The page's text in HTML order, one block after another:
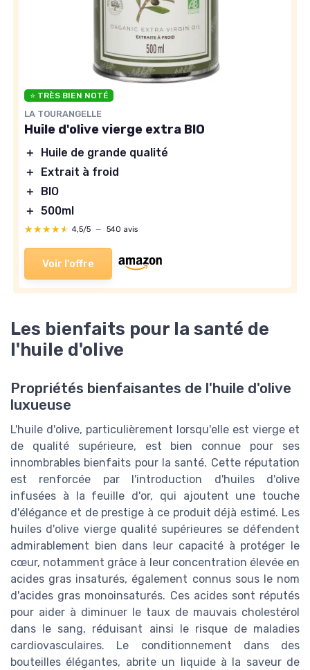
⭐ TRÈS BIEN NOTÉ
LA TOURANGELLE
Huile d'olive vierge extra BIO
＋
Huile de grande qualité
＋
Extrait à froid
＋
BIO
＋ 500ml
★★★★★
★★★★★ 4,5/5 — 540 avis
Voir l'offre
Les bienfaits pour la santé de
l'huile d'olive
Propriétés bienfaisantes de l'huile d'olive
luxueuse
L'huile d'olive, particulièrement lorsqu'elle est vierge et
de qualité supérieure, est bien connue pour ses
innombrables bienfaits pour la santé. Cette réputation
est renforcée par l'introduction d'huiles d'olive
infusées à la feuille d'or, qui ajoutent une touche
d'élégance et de prestige à ce produit déjà estimé. Les
huiles d'olive vierge qualité supérieures se défendent
admirablement bien dans leur capacité à protéger le
cœur, notamment grâce à leur concentration élevée en
acides gras insaturés, également connus sous le nom
d'acides gras monoinsaturés. Ces acides sont réputés
pour aider à diminuer le taux de mauvais cholestérol
dans le sang, réduisant ainsi le risque de maladies
cardiovasculaires. Le conditionnement dans des
bouteilles élégantes, abrite un liquide à la saveur de